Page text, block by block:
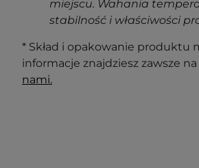
miejscu. Wahania
stabilność i właściwości
* Skład i opakowanie produktu
informacje znajdziesz zawsze
nami.